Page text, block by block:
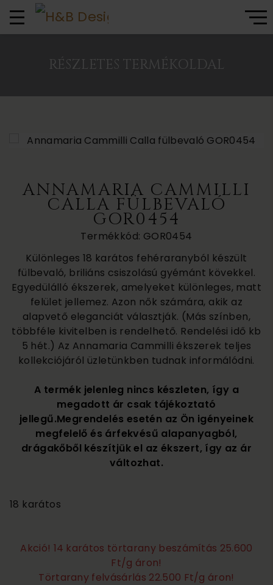
RÉSZLETES TERMÉKOLDAL
ANNAMARIA CAMMILLI
CALLA FÜLBEVALÓ
GOR0454
Termékkód: GOR0454
Különleges 18 karátos fehéraranyból készült
fülbevaló, briliáns csiszolású gyémánt kövekkel.
Egyedülálló ékszerek, amelyeket különleges, matt
felület jellemez. Azon nők számára, akik az
alapvető eleganciát választják. (Más színben,
többféle kivitelben is rendelhető. Rendelési idő kb
5 hét.) Az Annamaria Cammilli ékszerek teljes
kollekciójáról üzletünkben tudnak informálódni.
A termék jelenleg nincs készleten, így a
megadott ár csak tájékoztató
jellegű.Megrendelés esetén az Ön igényeinek
megfelelő és árfekvésű alapanyagból,
drágakőből készítjük el az ékszert, így az ár
változhat.
18 karátos
Akció! 14 karátos törtarany beszámítás 25.600
Ft/g áron!
Törtarany felvásárlás 22.500 Ft/g áron!